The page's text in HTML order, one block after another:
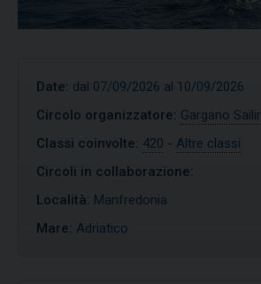
Date: dal 07/09/2026 al 10/09/2026
Circolo organizzatore: Gargano
Classi coinvolte: 420 - Altre classi
Circoli in collaborazione:
Località: Manfredonia
Mare: Adriatico